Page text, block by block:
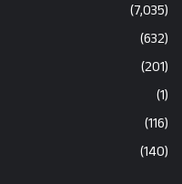
(7,035)
(632)
(201)
(1)
(116)
(140)